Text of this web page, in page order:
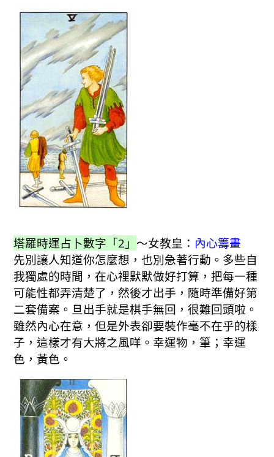
塔羅時運占卜數字「2」 ～女教皇： 內心籌畫
先別讓人知道你怎麼想，也別急著行動。多些自
我獨處的時間，在心裡默默做好打算，把每一種
可能性都弄清楚了，然後才出手，隨時準備好第
二套備案。旦出手就是棋手無回，很難回頭啦。
雖然內心在意，但是外表卻要裝作毫不在乎的樣
子，這樣才有大將之風咩。幸運物，筆；幸運
色，黃色。